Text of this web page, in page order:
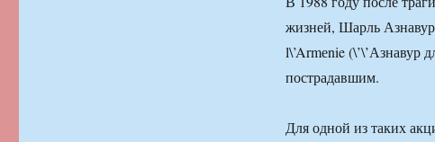
жизней, Шарль
l\’Armеnie (\’\’Азнавур
пострадавшим.
Для одной из таких